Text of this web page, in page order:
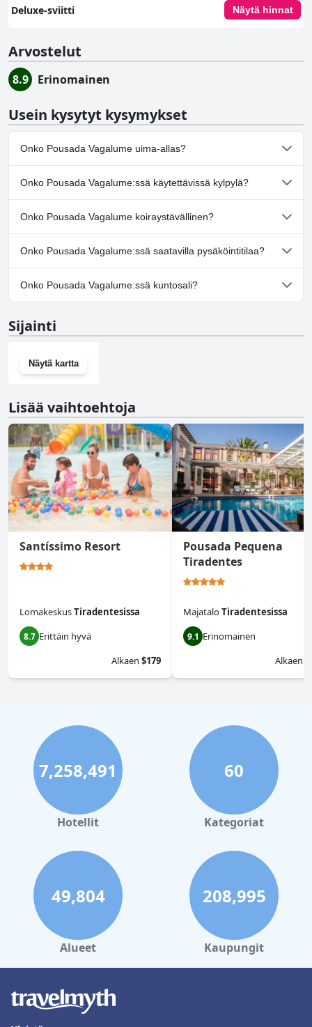
Deluxe-sviitti Näytä hinnat
Arvostelut
8.9 Erinomainen
Usein kysytyt kysymykset
Onko Pousada Vagalume uima-allas?
Kyllä, Pousada Vagalume:ssä on uima-allas/altaita, jotka kuuluvat
yhteen tai useampaan seuraavista luokista: Ulkouima-allas.
Onko Pousada Vagalume:ssä käytettävissä kylpylä?
Ei, Pousada Vagalume ei tarjoa kylpylää.
Onko Pousada Vagalume koiraystävällinen?
Ei, Pousada Vagalume ei salli koiria.
Onko Pousada Vagalume:ssä saatavilla pysäköintitilaa?
Kyllä, Pousada Vagalume tarjoaa pysäköintimahdollisuuden.
Onko Pousada Vagalume:ssä kuntosali?
Sijainti
Näytä kartta
Lisää vaihtoehtoja
Santíssimo Resort
LomakeskusTiradentesissa
8.7 Erittäin hyvä
Alkaen $179
Pousada Pequena
Tiradentes
MajataloTiradentesissa
9.1 Erinomainen
Alkaen
7,258,491
Hotellit
60
Kategoriat
49,804
Alueet
208,995
Kaupungit